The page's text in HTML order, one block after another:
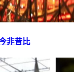
非昔比